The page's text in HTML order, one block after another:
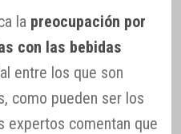
la preocupación por
con las bebidas
entre los que son
como pueden ser los
expertos comentan que